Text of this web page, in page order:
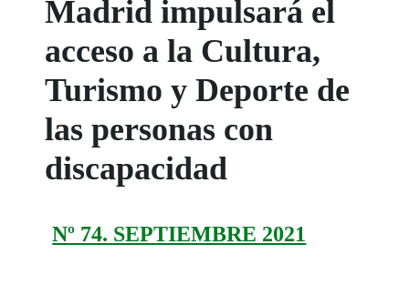
Madrid impulsará el
acceso a la Cultura,
Turismo y Deporte de
las personas con
discapacidad
Nº 74. SEPTIEMBRE 2021